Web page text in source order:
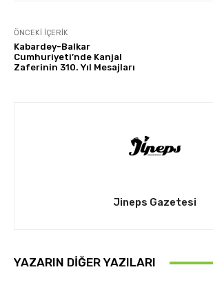
ÖNCEKI İÇERIK
Kabardey-Balkar
Cumhuriyeti’nde Kanjal
Zaferinin 310. Yıl Mesajları
Jineps Gazetesi
YAZARIN DIĞER YAZILARI